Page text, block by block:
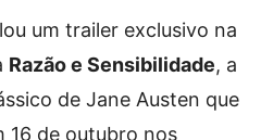
um trailer exclusivo na
Razão e Sensibilidade, a
de Jane Austen que
16 de outubro nos